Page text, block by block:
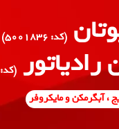
(کد: ۵۰۰۱۸۳۶)
(کد: ۹۳۱۱۰۱۰)
، آبگرمکن و مایکروفر